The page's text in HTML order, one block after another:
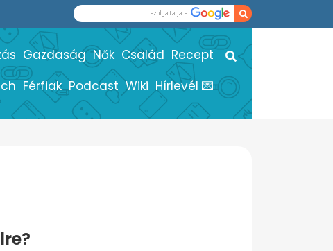
Gazdaság Nők Család Recept
Férfiak Podcast Wiki Hírlevél 💌